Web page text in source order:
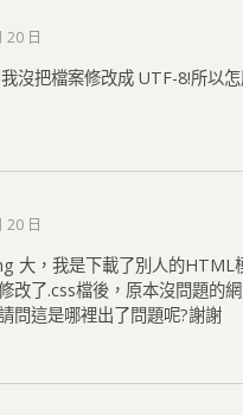
20 日
沒把檔案修改成 UTF-8!所以
20 日
大，我是下載了別人的HTML
改了.css檔後，原本沒問題的
問這是哪裡出了問題呢?謝謝